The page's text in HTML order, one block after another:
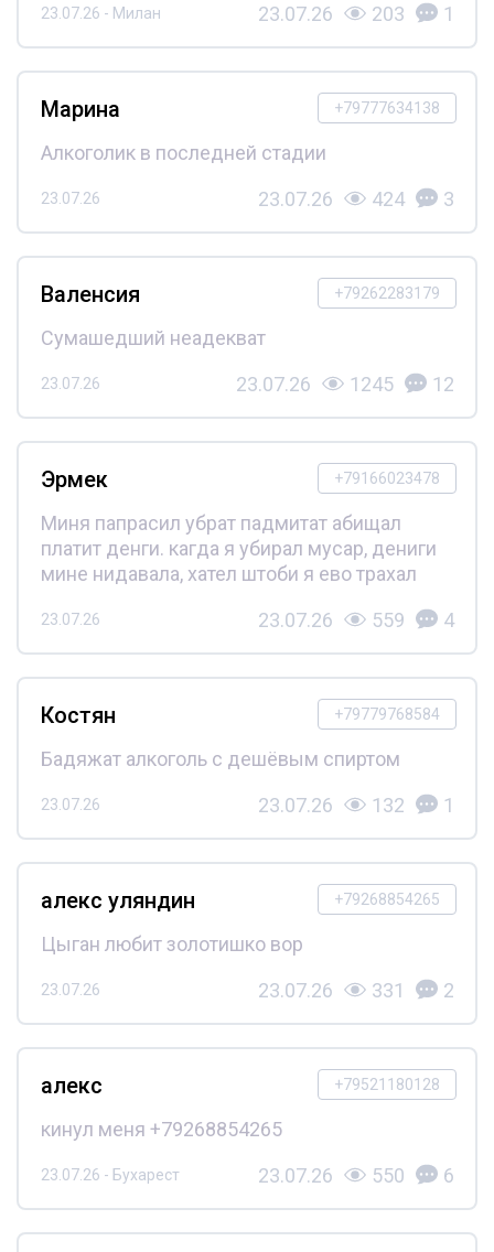
23.07.26 - Милан 23.07.26 203 1
+79777634138
Марина
Алкоголик в последней стадии
23.07.26 23.07.26 424 3
+79262283179
Валенсия
Сумашедший неадекват
23.07.26 23.07.26 1245 12
+79166023478
Эрмек
Миня папрасил убрат падмитат абищал
платит денги. кагда я убирал мусар, дениги
мине нидавала, хател штоби я ево трахал
23.07.26 23.07.26 559 4
+79779768584
Костян
Бадяжат алкоголь с дешёвым спиртом
23.07.26 23.07.26 132 1
+79268854265
алекс уляндин
Цыган любит золотишко вор
23.07.26 23.07.26 331 2
+79521180128
алекс
кинул меня +79268854265
23.07.26 - Бухарест 23.07.26 550 6